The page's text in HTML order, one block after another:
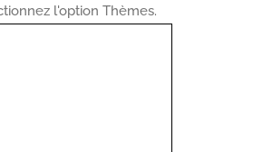
l'option Thèmes.